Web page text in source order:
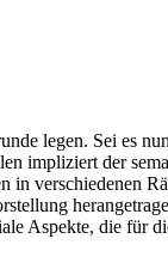
legen. Sei es
impliziert der
verschiedenen
Aspekte, die